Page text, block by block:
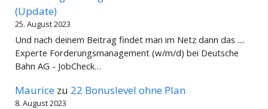
(Update)
25. August 2023
Und nach deinem Beitrag findet man im Netz dann das ....
Experte Forderungsmanagement (w/m/d) bei Deutsche
Bahn AG - JobCheck…
Maurice zu 22 Bonuslevel ohne Plan
8. August 2023